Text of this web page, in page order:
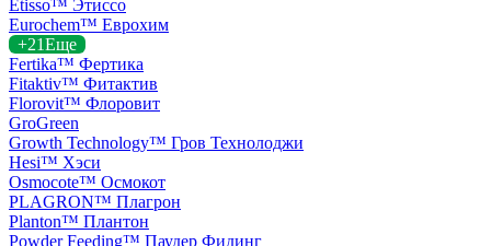
Etisso™ Этиссо
Eurochem™ Еврохим
+21Еще
Fertika™ Фертика
Fitaktiv™ Фитактив
Florovit™ Флоровит
GroGreen
Growth Technology™ Гров Технолоджи
Hesi™ Хэси
Osmocote™ Осмокот
PLAGRON™ Плагрон
Planton™ Плантон
Powder Feeding™ Паудер Фидинг